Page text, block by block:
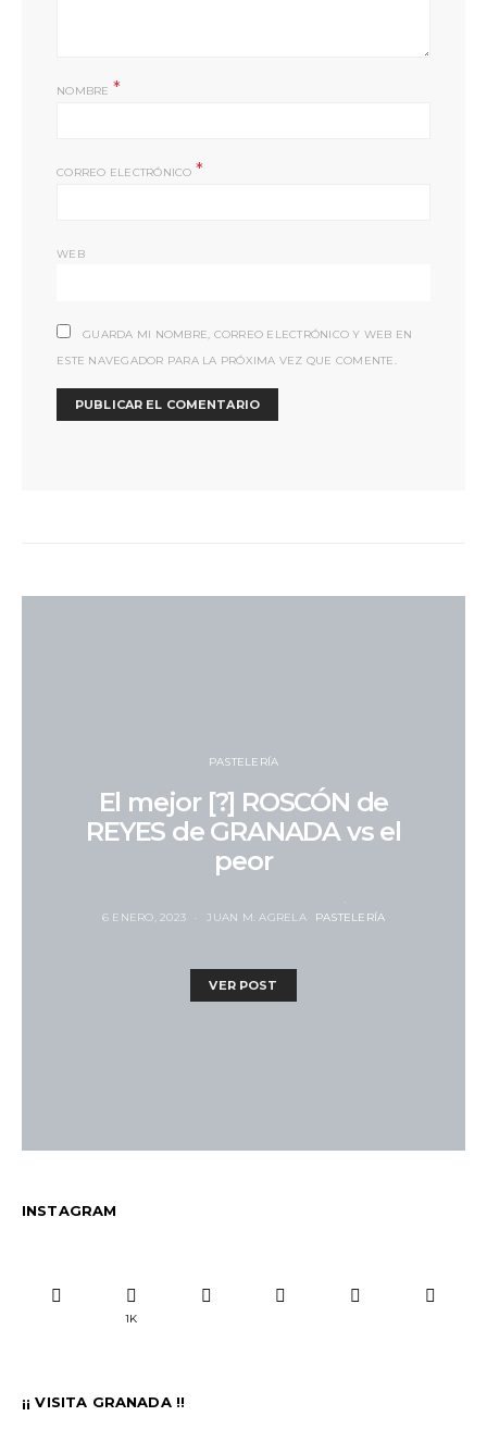
NOMBRE *
CORREO ELECTRÓNICO *
WEB
GUARDA MI NOMBRE, CORREO ELECTRÓNICO Y WEB EN
ESTE NAVEGADOR PARA LA PRÓXIMA VEZ QUE COMENTE.
PASTELERÍA
El mejor [?] ROSCÓN de
REYES de GRANADA vs el
peor
6 ENERO, 2023 JUAN M. AGRELA PASTELERÍA
VER POST
INSTAGRAM
1K
¡¡ VISITA GRANADA !!